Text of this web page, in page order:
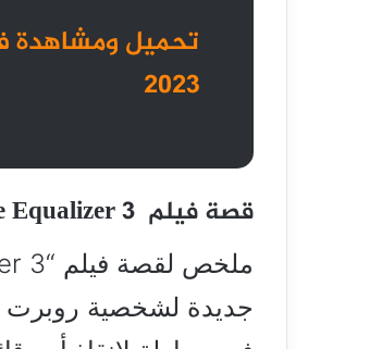
2023
قصة فيلم The Equalizer 3
جديدة لشخصية روبرت